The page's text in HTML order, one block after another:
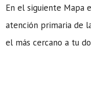
En el siguiente Mapa
atención primaria de
el más cercano a tu